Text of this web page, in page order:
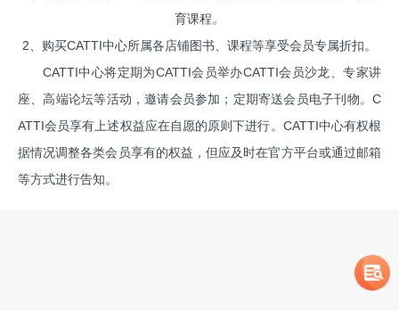
育课程。
2、购买CATTI中心所属各店铺图书、课程等享受会员专属折扣。
CATTI中心将定期为CATTI会员举办CATTI会员沙龙、专家讲
座、高端论坛等活动，邀请会员参加；定期寄送会员电子刊物。C
ATTI会员享有上述权益应在自愿的原则下进行。CATTI中心有权根
据情况调整各类会员享有的权益，但应及时在官方平台或通过邮箱
等方式进行告知。